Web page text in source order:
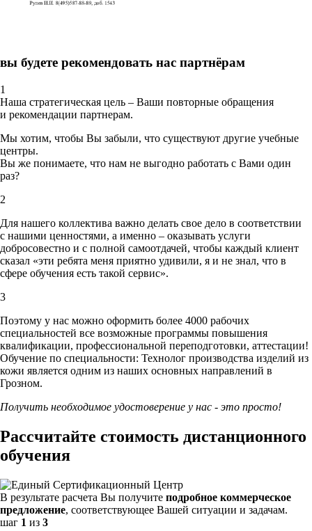
вы будете рекомендовать нас партнёрам
1
Наша стратегическая цель – Ваши повторные обращения
и рекомендации партнерам.
Мы хотим, чтобы Вы забыли, что существуют другие учебные
центры.
Вы же понимаете, что нам не выгодно работать с Вами один
раз?
2
Для нашего коллектива важно делать свое дело в соответствии
с нашими ценностями, а именно – оказывать услуги
добросовестно и с полной самоотдачей, чтобы каждый клиент
сказал «эти ребята меня приятно удивили, я и не знал, что в
сфере обучения есть такой сервис».
3
Поэтому у нас можно оформить более 4000 рабочих
специальностей все возможные программы повышения
квалификации, профессиональной переподготовки, аттестации!
Обучение по специальности: Технолог производства изделий из
кожи является одним из наших основных направлений в
Грозном.
Получить необходимое удостоверение у нас - это просто!
Рассчитайте стоимость дистанционного
обучения
В результате расчета Вы получите подробное коммерческое
предложение, соответствующее Вашей ситуации и задачам.
шаг 1 из 3